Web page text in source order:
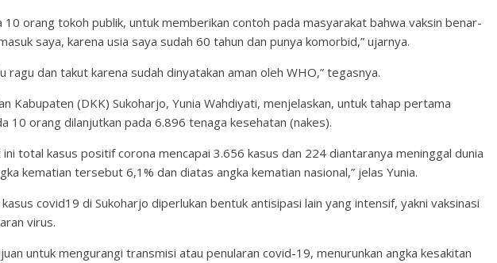
10 orang tokoh publik, untuk memberikan contoh pada masyarakat bahwa vaksin benar-
saya, karena usia saya sudah 60 tahun dan punya komorbid,” ujarnya.
ragu dan takut karena sudah dinyatakan aman oleh WHO,” tegasnya.
Kabupaten (DKK) Sukoharjo, Yunia Wahdiyati, menjelaskan, untuk tahap pertama
10 orang dilanjutkan pada 6.896 tenaga kesehatan (nakes).
ini total kasus positif corona mencapai 3.656 kasus dan 224 diantaranya meninggal dunia
kematian tersebut 6,1% dan diatas angka kematian nasional,” jelas Yunia.
covid19 di Sukoharjo diperlukan bentuk antisipasi lain yang intensif, yakni vaksinasi
virus.
untuk mengurangi transmisi atau penularan covid-19, menurunkan angka kesakitan